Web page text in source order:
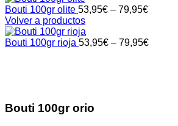
Bouti 100gr olite 53,95€ – 79,95€
Volver a productos
Bouti 100gr rioja 53,95€ – 79,95€
Bouti 100gr orio